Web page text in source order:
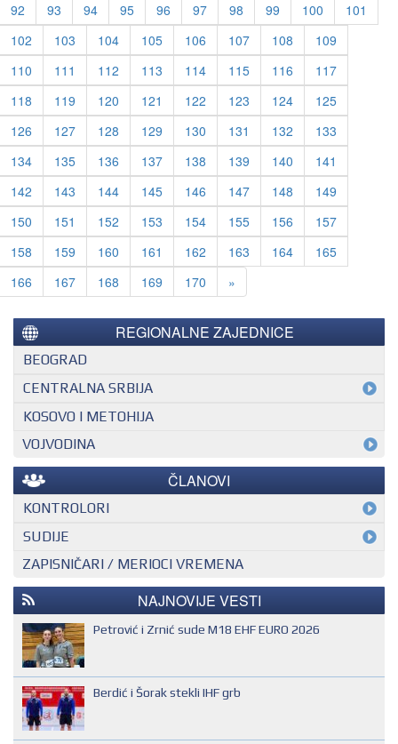
92
93 94 95 96 97 98 99 100
101
102
103 104 105 106 107 108
109
110
111 112 113 114 115 116
117
118
119 120 121 122 123 124
125
126
127 128 129 130 131 132
133
134
135 136 137 138 139 140
141
142
143 144 145 146 147 148
149
150
151 152 153 154 155 156
157
158
159 160 161 162 163 164
165
166
167 168 169 170 »
REGIONALNE ZAJEDNICE
BEOGRAD
CENTRALNA SRBIJA
KOSOVO I METOHIJA
VOJVODINA
ČLANOVI
KONTROLORI
MEĐUNARODNI KONTROLOR
NACIONALNI KONTROLOR
REGIONALNI KONTROLOR
SUDIJE
EHF SUDIJA
IHF SUDIJA
MLADI EVROPSKI SUDIJA
NACIONALNI SUDIJA
REGIONALNI SUDIJA
SUDIJA DRUGE KATEGORIJE
SUDIJA OMLADINAC
ZAPISNIČARI / MERIOCI VREMENA
NAJNOVIJE VESTI
Petrović i Zrnić sude M18 EHF EURO 2026
Berdić i Šorak stekli IHF grb